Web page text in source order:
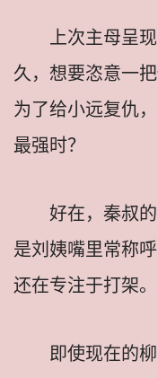
上次主母呈
久，想要恣意一
为了给小远复仇
最强时？
好在，秦叔
是刘姨嘴里常称
还在专注于打架。
即使现在的